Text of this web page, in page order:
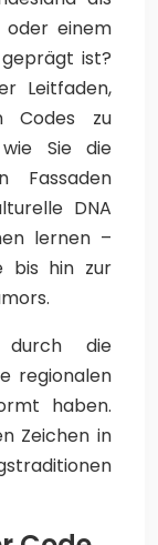
oder einem
ist?
Leitfaden,
Codes zu
Sie die
Fassaden
DNA
lernen –
bis hin zur
die
regionalen
haben.
Zeichen in